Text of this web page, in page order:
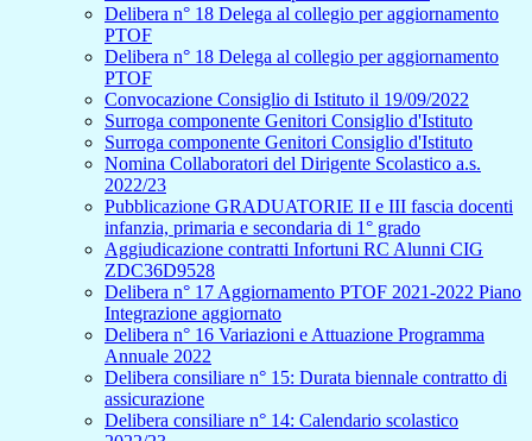
Delibera n° 18 Delega al collegio per aggiornamento
PTOF
Delibera n° 18 Delega al collegio per aggiornamento
PTOF
Convocazione Consiglio di Istituto il 19/09/2022
Surroga componente Genitori Consiglio d'Istituto
Surroga componente Genitori Consiglio d'Istituto
Nomina Collaboratori del Dirigente Scolastico a.s.
2022/23
Pubblicazione GRADUATORIE II e III fascia docenti
infanzia, primaria e secondaria di 1° grado
Aggiudicazione contratti Infortuni RC Alunni CIG
ZDC36D9528
Delibera n° 17 Aggiornamento PTOF 2021-2022 Piano
Integrazione aggiornato
Delibera n° 16 Variazioni e Attuazione Programma
Annuale 2022
Delibera consiliare n° 15: Durata biennale contratto di
assicurazione
Delibera consiliare n° 14: Calendario scolastico